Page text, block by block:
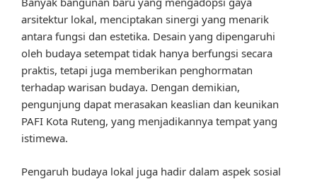
arsitektur lokal, menciptakan sinergi yang menarik
antara fungsi dan estetika. Desain yang dipengaruhi
oleh budaya setempat tidak hanya berfungsi secara
praktis, tetapi juga memberikan penghormatan
terhadap warisan budaya. Dengan demikian,
pengunjung dapat merasakan keaslian dan keunikan
PAFI Kota Ruteng, yang menjadikannya tempat yang
istimewa.
Pengaruh budaya lokal juga hadir dalam aspek sosial